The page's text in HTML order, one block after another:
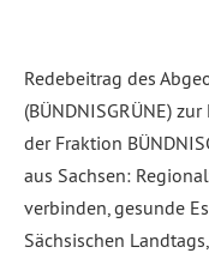
Redebeitrag des
(BÜNDNISGRÜNE)
der Fraktion
aus Sachsen:
verbinden, gesunde
Sächsischen